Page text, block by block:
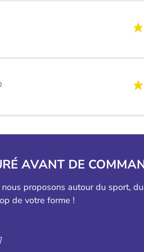
AVANT DE
proposons autour du sport,
de votre forme !